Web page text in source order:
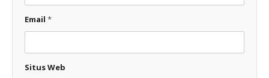
Email *
Situs Web